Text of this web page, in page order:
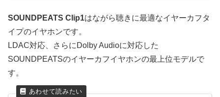
SOUNDPEATS Clip1はながら聴きに最適なイヤーカフタ
イプのイヤホンです。
LDAC対応、さらにDolby Audioに対応した
SOUNDPEATSのイヤーカフイヤホンの最上位モデルで
す。